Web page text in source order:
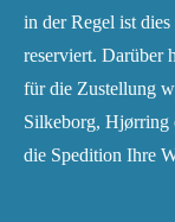
in der Regel ist
reserviert. Darüber
für die Zustellung
Silkeborg, Hjørring
die Spedition Ihre